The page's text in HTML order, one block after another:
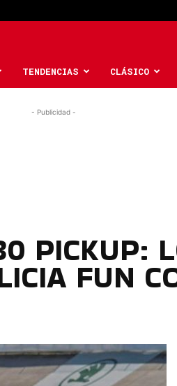
TENDENCIAS CLÁSICO
- Publicidad -
PICKUP:
FUN